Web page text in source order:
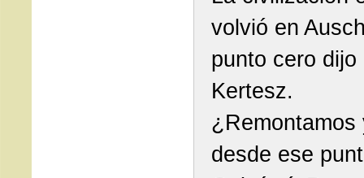
volvió en
punto cero dijo
Kertesz.
¿Remontamos
desde ese